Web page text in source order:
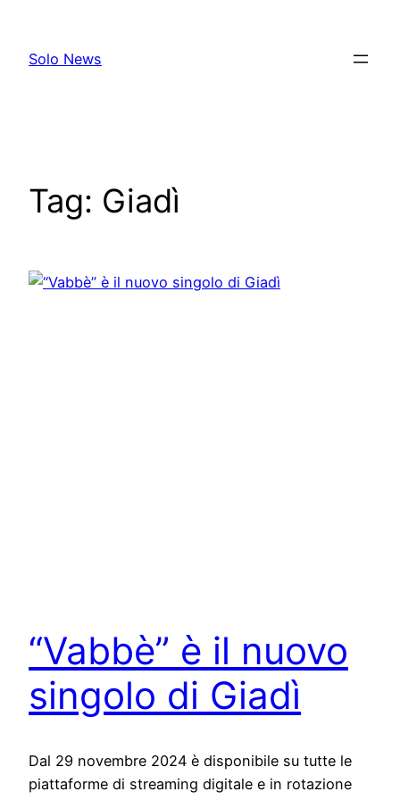
content
Solo News
Tag: Giadì
“Vabbè” è il nuovo
singolo di Giadì
Dal 29 novembre 2024 è disponibile su tutte le
piattaforme di streaming digitale e in rotazione